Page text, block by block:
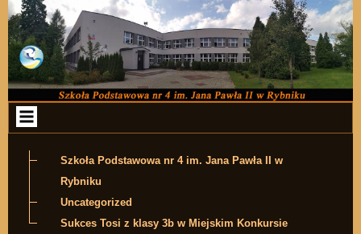
Przejdź do zawartości
Szkoła Podstawowa nr 4 im. Jana Pawła II w
Rybniku
Uncategorized
Sukces Tosi z klasy 3b w Miejskim Konkursie